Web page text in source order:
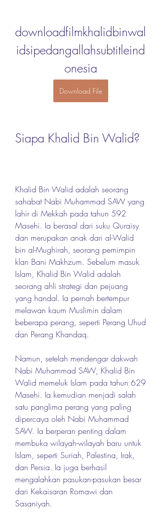
downloadfilmkhalidbinwal
idsipedangallahsubtitleind
onesia
Download File
Siapa Khalid Bin Walid?
Khalid Bin Walid adalah seorang
sahabat Nabi Muhammad SAW yang
lahir di Mekkah pada tahun 592
Masehi. Ia berasal dari suku Quraisy
dan merupakan anak dari al-Walid
bin al-Mughirah, seorang pemimpin
klan Bani Makhzum. Sebelum masuk
Islam, Khalid Bin Walid adalah
seorang ahli strategi dan pejuang
yang handal. Ia pernah bertempur
melawan kaum Muslimin dalam
beberapa perang, seperti Perang Uhud
dan Perang Khandaq.
Namun, setelah mendengar dakwah
Nabi Muhammad SAW, Khalid Bin
Walid memeluk Islam pada tahun 629
Masehi. Ia kemudian menjadi salah
satu panglima perang yang paling
dipercaya oleh Nabi Muhammad
SAW. Ia berperan penting dalam
membuka wilayah-wilayah baru untuk
Islam, seperti Suriah, Palestina, Irak,
dan Persia. Ia juga berhasil
mengalahkan pasukan-pasukan besar
dari Kekaisaran Romawi dan
Sasaniyah.